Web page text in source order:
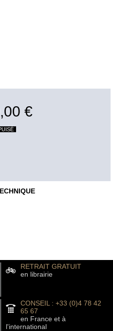
€
RETRAIT GRATUIT
en librairie
CONSEIL : +33 (0)4 78 42
65 67
en France et à
l'international